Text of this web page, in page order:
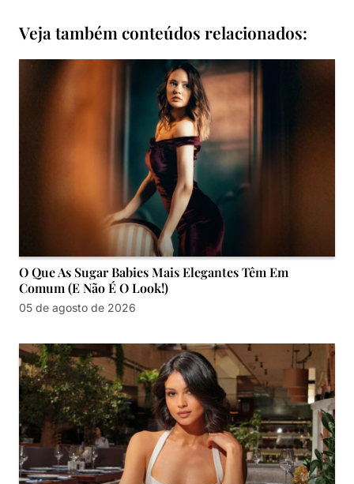
Veja também conteúdos relacionados:
O Que As Sugar Babies Mais Elegantes Têm Em
Comum (e Não É O Look!)
05 de agosto de 2026